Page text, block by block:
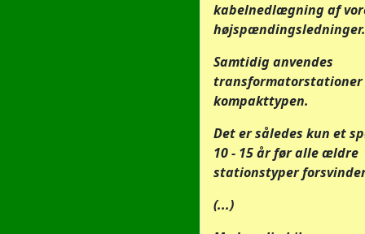
kabelnedlægning af
højspændingsledninger.
Samtidig anvendes
kompakttypen.
Det er således kun et
10 - 15 år før alle ældre
stationstyper
(...)